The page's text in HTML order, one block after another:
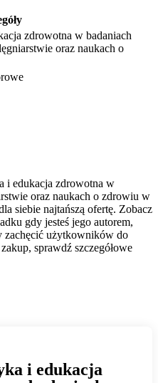
zdrowotna w badaniach
oraz naukach o
i edukacja zdrowotna w
oraz naukach o zdrowiu w
siebie najtańszą ofertę. Zobacz
gdy jesteś jego autorem,
zachęcić użytkowników do
sprawdź szczegółowe